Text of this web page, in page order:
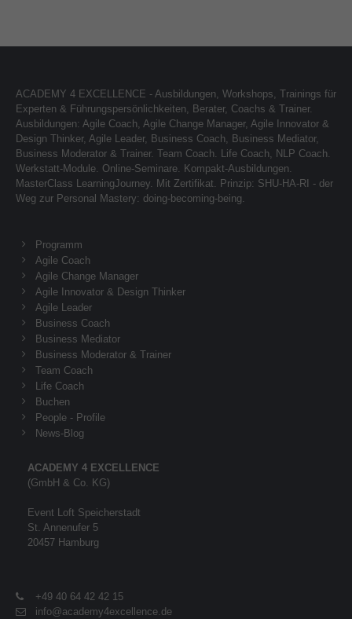
ACADEMY 4 EXCELLENCE - Ausbildungen, Workshops, Trainings für
Experten & Führungspersönlichkeiten, Berater, Coachs & Trainer.
Ausbildungen: Agile Coach, Agile Change Manager, Agile Innovator &
Design Thinker, Agile Leader, Business Coach, Business Mediator,
Business Moderator & Trainer. Team Coach. Life Coach, NLP Coach.
Werkstatt-Module. Online-Seminare. Kompakt-Ausbildungen.
MasterClass LearningJourney. Mit Zertifikat. Prinzip: SHU-HA-RI - der
Weg zur Personal Mastery: doing-becoming-being.
Programm
Agile Coach
Agile Change Manager
Agile Innovator & Design Thinker
Agile Leader
Business Coach
Business Mediator
Business Moderator & Trainer
Team Coach
Life Coach
Buchen
People - Profile
News-Blog
ACADEMY 4 EXCELLENCE
(GmbH & Co. KG)
Event Loft Speicherstadt
St. Annenufer 5
20457 Hamburg
+49 40 64 42 42 15
info@academy4excellence.de